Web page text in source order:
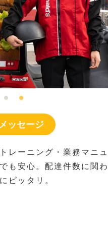
ッセージ
レーニング・業務マニ
も安心。配達件数に関
ピッタリ。